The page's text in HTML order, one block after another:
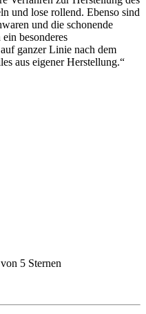
und lose rollend. Ebenso sind
und die schonende
besonderes
ganzer Linie nach dem
aus eigener Herstellung.“
5 Sternen